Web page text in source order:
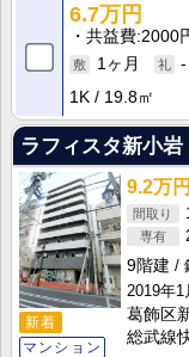
6.7万円
共益費 2000
1ヶ月
-
1K
19.8㎡
ラフィスタ新小岩
新着
マンション
9.2万円
9階建
2019年1
葛飾区
総武線